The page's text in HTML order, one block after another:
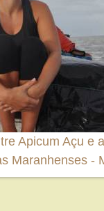
Apicum Açu e
Maranhenses -